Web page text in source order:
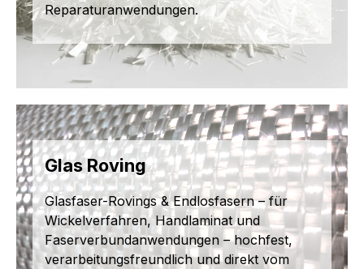
Reparaturanwendungen.
Glas Roving
Glasfaser-Rovings & Endlosfasern – für
Wickelverfahren, Handlaminat und
Faserverbundanwendungen – hochfest,
verarbeitungsfreundlich und direkt vom